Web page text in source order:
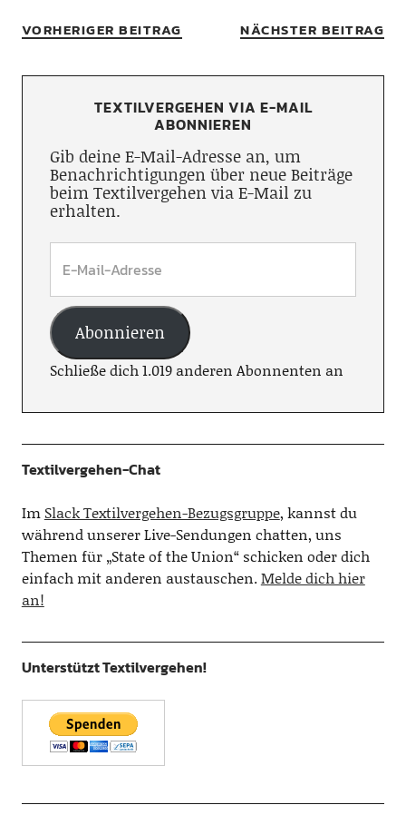
VORHERIGER BEITRAG NÄCHSTER BEITRAG
TEXTILVERGEHEN VIA E-MAIL
ABONNIEREN
Gib deine E-Mail-Adresse an, um
Benachrichtigungen über neue Beiträge
beim Textilvergehen via E-Mail zu
erhalten.
Abonnieren
Schließe dich 1.019 anderen Abonnenten an
Textilvergehen-Chat
Im Slack Textilvergehen-Bezugsgruppe, kannst du
während unserer Live-Sendungen chatten, uns
Themen für „State of the Union“ schicken oder dich
einfach mit anderen austauschen.Melde dich hier
an!
Unterstützt Textilvergehen!